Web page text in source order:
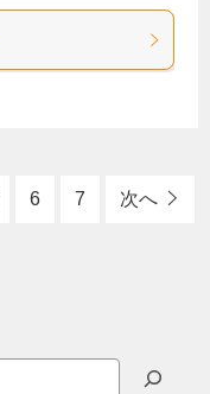
6 7 次へ